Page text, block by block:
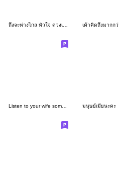
Listen to your wife sometimes. มนุษย์เมียนะคะ